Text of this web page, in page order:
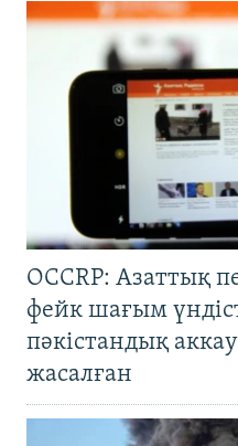
OCCRP: Азаттық
фейк шағым
пәкістандық
жасалған